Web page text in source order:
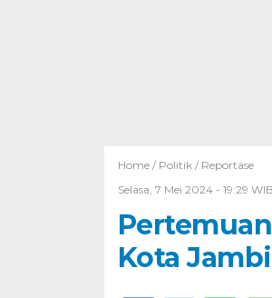
Home / Politik/ Reportase
Selasa, 7 Mei 2024 - 19:29 WIB
Kota